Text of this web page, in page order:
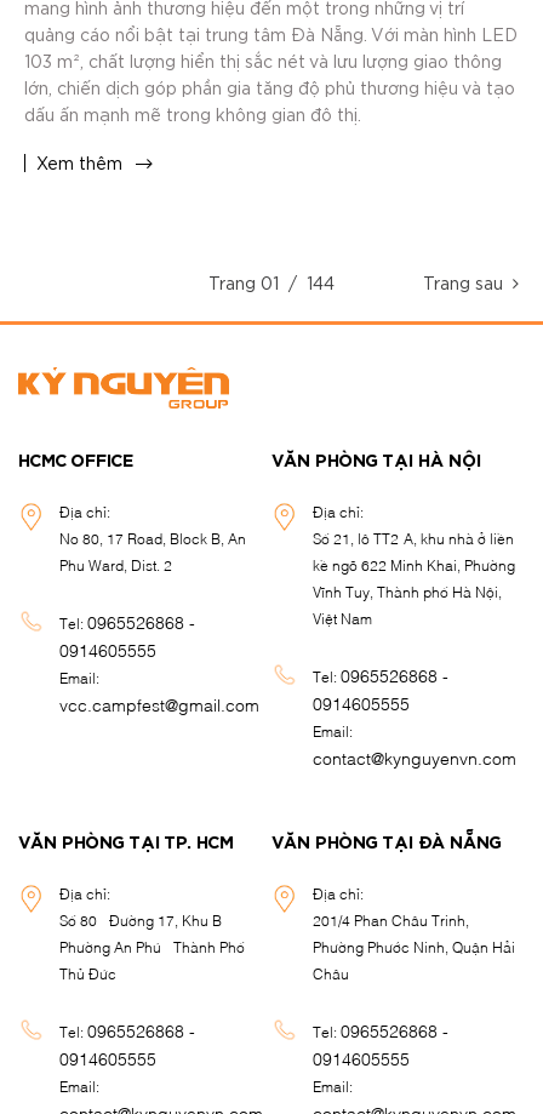
mang hình ảnh thương hiệu đến một trong những vị trí
quảng cáo nổi bật tại trung tâm Đà Nẵng. Với màn hình LED
103 m², chất lượng hiển thị sắc nét và lưu lượng giao thông
lớn, chiến dịch góp phần gia tăng độ phủ thương hiệu và tạo
dấu ấn mạnh mẽ trong không gian đô thị.
Xem thêm
Trang 01 / 144 Trang sau
HCMC OFFICE
Địa chỉ:
No 80, 17 Road, Block B, An
Phu Ward, Dist. 2
Tel:0965526868 -
0914605555
Email:
vcc.campfest@gmail.com
VĂN PHÒNG TẠI HÀ NỘI
Địa chỉ:
Số 21, lô TT2-A, khu nhà ở liền
kề ngõ 622 Minh Khai, Phường
Vĩnh Tuy, Thành phố Hà Nội,
Việt Nam
Tel:0965526868 -
0914605555
Email:
contact@kynguyenvn.com
VĂN PHÒNG TẠI TP. HCM
Địa chỉ:
Số 80 - Đường 17, Khu B -
Phường An Phú - Thành Phố
Thủ Đức
Tel:0965526868 -
0914605555
Email:
VĂN PHÒNG TẠI ĐÀ NẴNG
Địa chỉ:
201/4 Phan Châu Trinh,
Phường Phước Ninh, Quận Hải
Châu
Tel:0965526868 -
0914605555
Email: